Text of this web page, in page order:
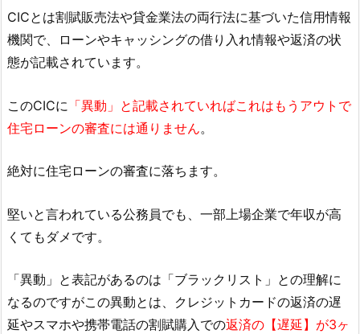
CICとは割賦販売法や貸金業法の両行法に基づいた信用情報
機関で、ローンやキャッシングの借り入れ情報や返済の状
態が記載されています。
このCICに 「異動」と記載されていればこれはもうアウトで
住宅ローンの審査には通りません。
絶対に住宅ローンの審査に落ちます。
堅いと言われている公務員でも、一部上場企業で年収が高
くてもダメです。
「異動」と表記があるのは「ブラックリスト」との理解に
なるのですがこの異動とは、クレジットカードの返済の遅
延やスマホや携帯電話の割賦購入での返済の【遅延】が3ヶ